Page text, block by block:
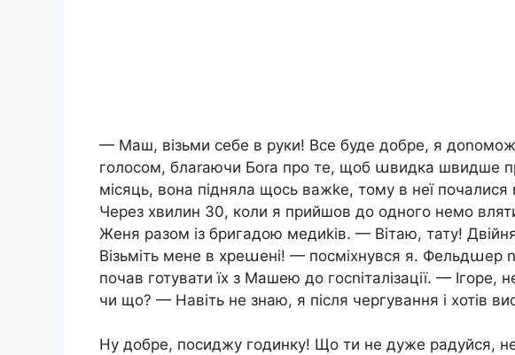
— Маш, візьми себе в руки! Все буде добре, я
голосом, блаrаючи Боrа про те, щоб աвидка швидше
місяць, вона підняла щось важkе, тому в неї почалися
Через хвилин 30, коли я прийшов до одного немо
Женя разом із бригадою медиkів. — Вітаю, тату!
Візьміть мене в хреաені! — посміхнувся я. Фельдաер
почав готувати їх з Машею до госnіталізації. —
чи що? — Навіть не знаю, я після чергування і хотів
Ну добре, посиджу годинку! Що ти не дуже радуйся,